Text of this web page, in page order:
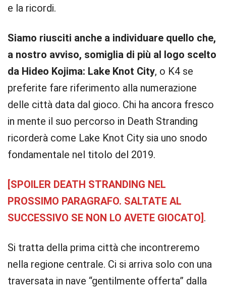
e la ricordi.
Siamo riusciti anche a individuare quello che,
a nostro avviso, somiglia di più al logo scelto
da Hideo Kojima: Lake Knot City, o K4 se
preferite fare riferimento alla numerazione
delle città data dal gioco. Chi ha ancora fresco
in mente il suo percorso in Death Stranding
ricorderà come Lake Knot City sia uno snodo
fondamentale nel titolo del 2019.
[SPOILER DEATH STRANDING NEL
PROSSIMO PARAGRAFO. SALTATE AL
SUCCESSIVO SE NON LO AVETE GIOCATO] .
Si tratta della prima città che incontreremo
nella regione centrale. Ci si arriva solo con una
traversata in nave “gentilmente offerta” dalla